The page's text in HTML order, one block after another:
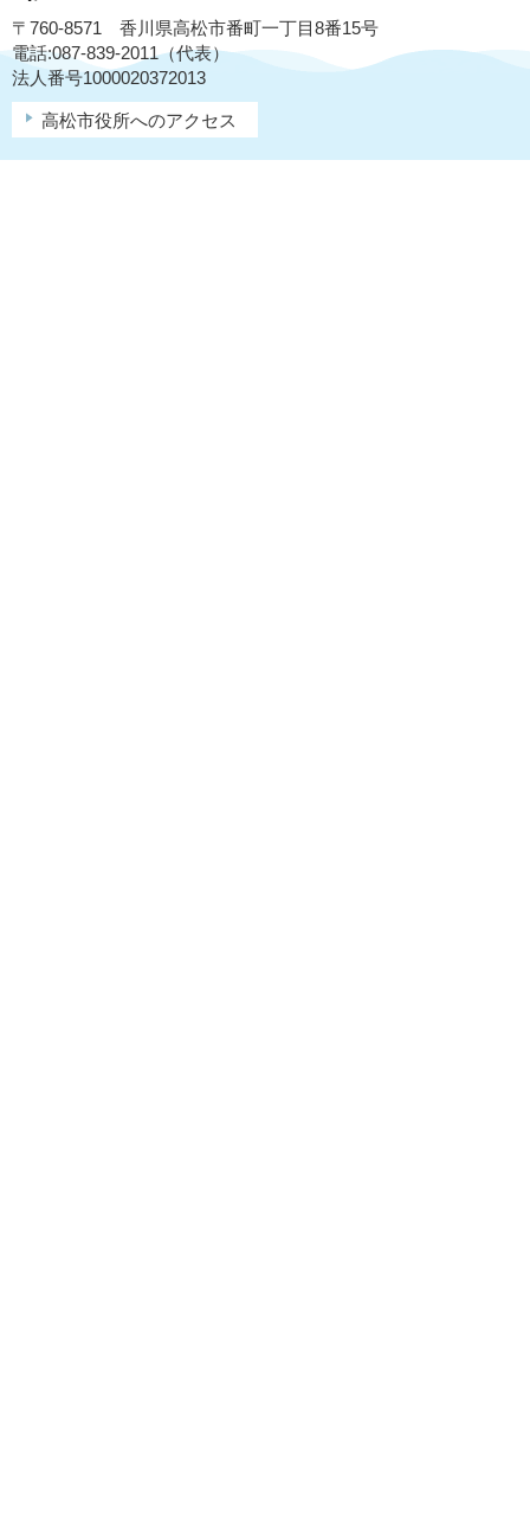
〒760-8571 香川県高松市番町一丁目8番15号
電話:087-839-2011（代表）
法人番号1000020372013
高松市役所へのアクセス